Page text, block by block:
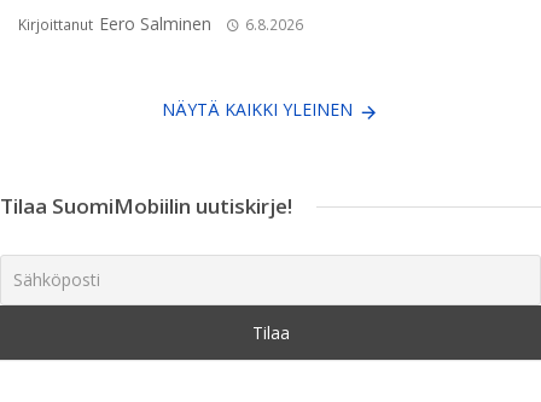
Kirjoittanut Eero Salminen 6.8.2026
NÄYTÄ KAIKKI YLEINEN
Tilaa SuomiMobiilin uutiskirje!